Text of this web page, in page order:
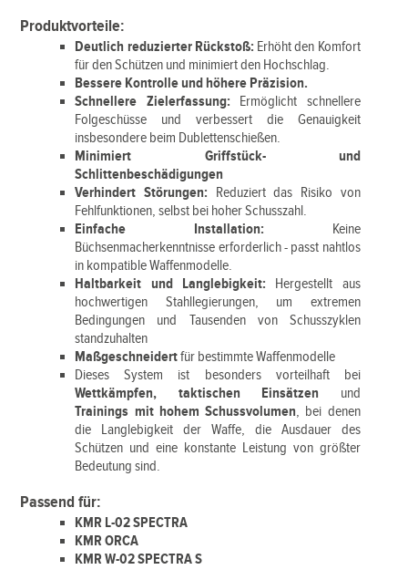
Produktvorteile:
Deutlich reduzierter Rückstoß: Erhöht den Komfort
für den Schützen und minimiert den Hochschlag.
Bessere Kontrolle und höhere Präzision.
Schnellere Zielerfassung: Ermöglicht schnellere
Folgeschüsse und verbessert die Genauigkeit
insbesondere beim Dublettenschießen.
Minimiert Griffstück- und
Schlittenbeschädigungen
Verhindert Störungen: Reduziert das Risiko von
Fehlfunktionen, selbst bei hoher Schusszahl.
Einfache Installation: Keine
Büchsenmacherkenntnisse erforderlich - passt nahtlos
in kompatible Waffenmodelle.
Haltbarkeit und Langlebigkeit: Hergestellt aus
hochwertigen Stahllegierungen, um extremen
Bedingungen und Tausenden von Schusszyklen
standzuhalten
Maßgeschneidertfür bestimmte Waffenmodelle
Dieses System ist besonders vorteilhaft bei
Wettkämpfen, taktischen Einsätzen und
Trainings mit hohem Schussvolumen, bei denen
die Langlebigkeit der Waffe, die Ausdauer des
Schützen und eine konstante Leistung von größter
Bedeutung sind.
Passend für:
KMR L-02 SPECTRA
KMR ORCA
KMR W-02 SPECTRA S